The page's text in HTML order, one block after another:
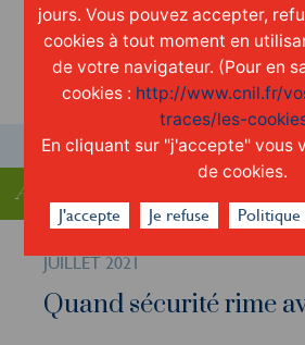
du quotidien,...
Actualités
JUILLET 2021
Quand sécurité rime
jours. Vous pouvez accepter,
cookies à tout moment en
de votre navigateur. (Pour en
cookies : http://www.cnil.fr/
traces/les-
En cliquant sur "j'accepte" vous
de cookies.
J'accepte Je refuse